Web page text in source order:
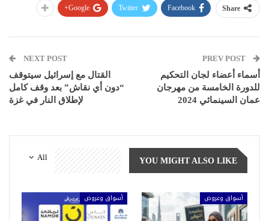
Share
Facebook
Twitter
Google+
أسماء أعضاء لجان التحكيم
للدورة الخامسة من مهرجان
عمان السينمائي 2024
NEXT POST
القتال مع إسرائيل سيتوقف
“دون أي نقاش” بعد وقف كامل
لإطلاق النار في غزة
All YOU MIGHT ALSO LIKE
أسواق وعروض أسواق وعروض